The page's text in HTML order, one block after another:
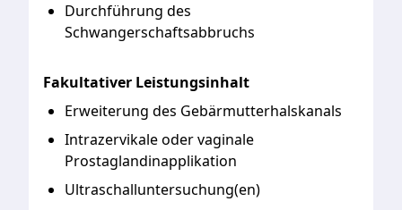
Durchführung des
Schwangerschaftsabbruchs
Fakultativer Leistungsinhalt
Erweiterung des Gebärmutterhalskanals
Intrazervikale oder vaginale
Prostaglandinapplikation
Ultraschalluntersuchung(en)